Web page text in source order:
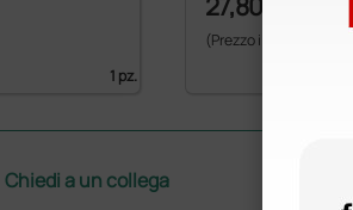
1 pz.
(Prezzo i.e.)
Chiedi a un collega